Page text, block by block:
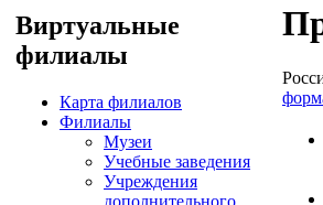
Виртуальные
филиалы
Карта филиалов
Филиалы
Музеи
Учебные заведения
Учреждения
дополнительного